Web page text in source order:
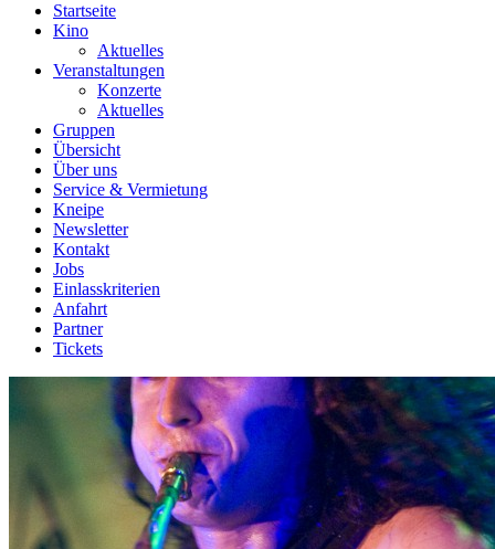
Startseite
Kino
Aktuelles
Veranstaltungen
Konzerte
Aktuelles
Gruppen
Übersicht
Über uns
Service & Vermietung
Kneipe
Newsletter
Kontakt
Jobs
Einlasskriterien
Anfahrt
Partner
Tickets